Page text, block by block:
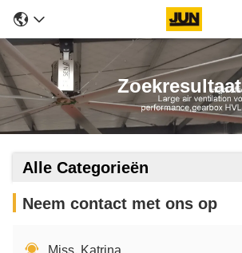
Zoekresultaat
Alle Categorieën
Neem contact met ons op
Miss. Katrina